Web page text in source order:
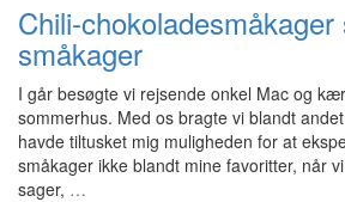
Chili-
småkager
I går besøgte vi rejsende onkel Mac og
sommerhus. Med os bragte vi blandt
havde tiltusket mig muligheden for at
småkager ikke blandt mine favoritter, når
sager, …